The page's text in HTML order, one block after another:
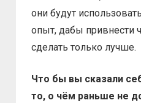
они будут
опыт, дабы привнести
сделать только лучше.
Что бы вы сказали
то, о чём раньше не